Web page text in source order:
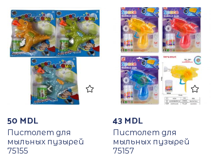
50 MDL
Пистолет для
мыльных пузырей
75155
43 MDL
Пистолет для
мыльных пузырей
75157